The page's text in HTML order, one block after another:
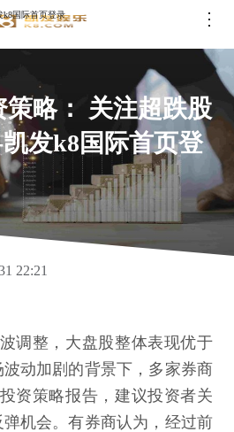
k8国际首页登录
策略： 关注超跌股
发k8国际首页登
22:21
调整，大盘股整体表现优于
动加剧的背景下，多家券商
资策略报告，建议投资者关
机会。有券商认为，经过前